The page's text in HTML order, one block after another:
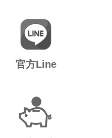
官方Line